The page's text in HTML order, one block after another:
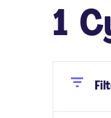
1
Close